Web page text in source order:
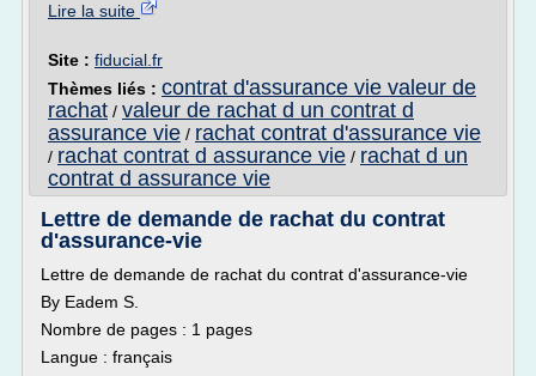
Lire la suite
Site : fiducial.fr
Thèmes liés : contrat d'assurance vie valeur de
rachat / valeur de rachat d un contrat d
assurance vie / rachat contrat d'assurance vie
/ rachat contrat d assurance vie / rachat d un
contrat d assurance vie
Lettre de demande de rachat du contrat
d'assurance-vie
Lettre de demande de rachat du contrat d'assurance-vie
By Eadem S.
Nombre de pages : 1 pages
Langue : français